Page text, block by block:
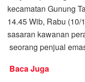
kecamatan Gunung
14.45 Wib, Rabu
sasaran kawanan
seorang penjual
Baca Juga